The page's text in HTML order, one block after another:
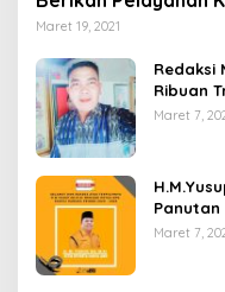
Maret 19, 2021
Redaksi
Ribuan
Maret 7,
Panutan
Maret 7,